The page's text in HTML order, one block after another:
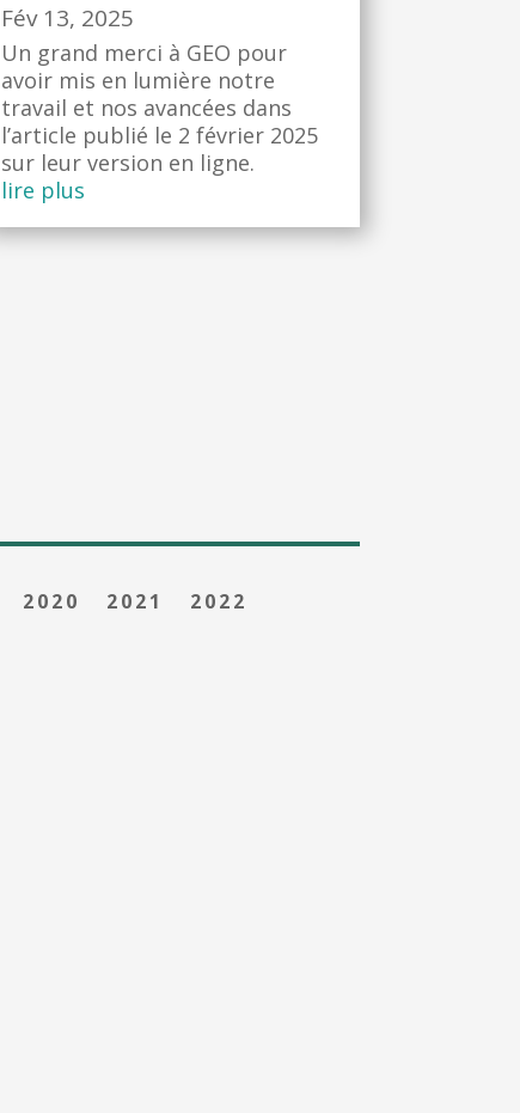
Fév 13, 2025
Un grand merci à GEO pour
avoir mis en lumière notre
travail et nos avancées dans
l’article publié le 2 février 2025
sur leur version en ligne.
lire plus
2020 2021 2022